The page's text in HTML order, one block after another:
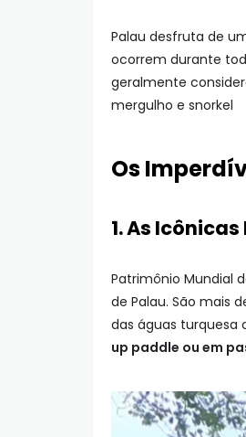
Palau desfruta de
ocorrem durante
geralmente
mergulho e snorkel
Os
1. As
Patrimônio Mundial
de Palau. São mais
das águas turquesa
up paddle ou em